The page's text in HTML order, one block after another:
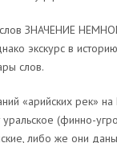
ЗНАЧЕНИЕ
экскурс в
слов.
«арийских рек»
уральское (финно-
либо же они